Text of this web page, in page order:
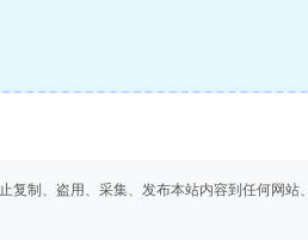
复制、盗用、采集、发布本站内容到任何网站